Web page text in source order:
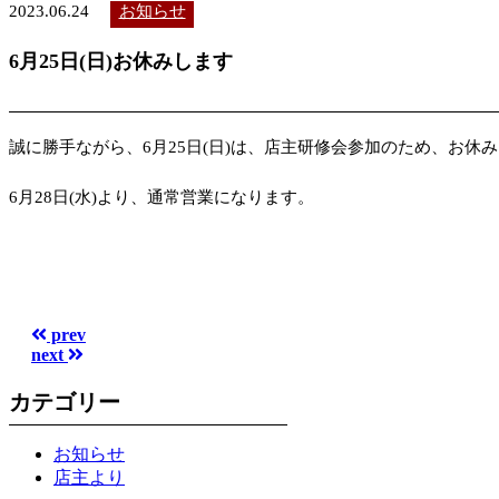
2023.06.24 お知らせ
6月25日(日)お休みします
誠に勝手ながら、6月25日(日)は、店主研修会参加のため、お休み
6月28日(水)より、通常営業になります。
prev
next
カテゴリー
お知らせ
店主より